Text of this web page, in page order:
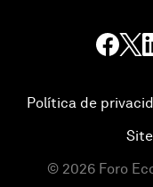
Política de
© 2026 Foro